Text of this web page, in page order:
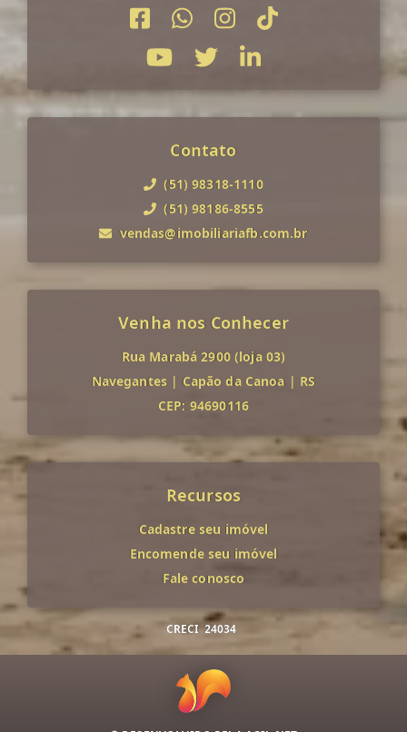
Contato
(51) 98318-1110
(51) 98186-8555
vendas@imobiliariafb.com.br
Venha nos Conhecer
Rua Marabá 2900 (loja 03)
Navegantes | Capão da Canoa | RS
CEP: 94690116
Recursos
Cadastre seu imóvel
Encomende seu imóvel
Fale conosco
CRECI 24034